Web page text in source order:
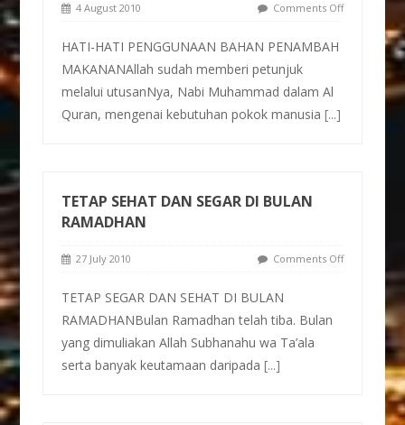
4 August 2010 Comments Off
HATI-HATI PENGGUNAAN BAHAN PENAMBAH
MAKANANAllah sudah memberi petunjuk
melalui utusanNya, Nabi Muhammad dalam Al
Quran, mengenai kebutuhan pokok manusia[...]
TETAP SEHAT DAN SEGAR DI BULAN
RAMADHAN
27 July 2010 Comments Off
TETAP SEGAR DAN SEHAT DI BULAN
RAMADHANBulan Ramadhan telah tiba. Bulan
yang dimuliakan Allah Subhanahu wa Ta’ala
serta banyak keutamaan daripada[...]